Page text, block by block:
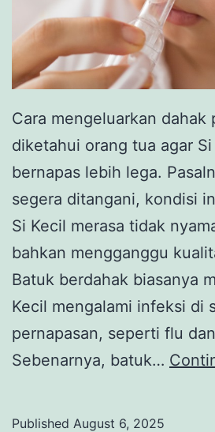
Cara mengeluarkan dahak
diketahui orang tua agar
bernapas lebih lega.
segera ditangani, kondisi
Si Kecil merasa tidak
bahkan mengganggu
Batuk berdahak biasanya
Kecil mengalami infeksi di
pernapasan, seperti flu
Sebenarnya, batuk…
Published August 6, 2025